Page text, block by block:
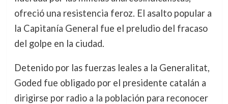
ofreció una resistencia feroz. El asalto popular a
la Capitanía General fue el preludio del fracaso
del golpe en la ciudad.
Detenido por las fuerzas leales a la Generalitat,
Goded fue obligado por el presidente catalán a
dirigirse por radio a la población para reconocer